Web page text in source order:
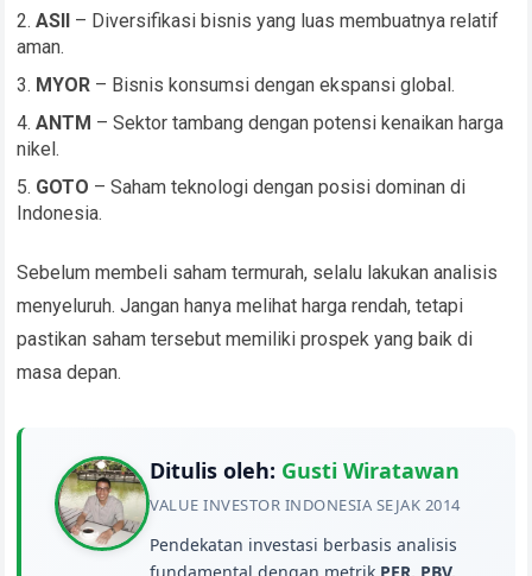
ASII
– Diversifikasi bisnis yang luas membuatnya relatif
aman.
MYOR – Bisnis konsumsi dengan ekspansi global.
ANTM – Sektor tambang dengan potensi kenaikan harga
nikel.
GOTO – Saham teknologi dengan posisi dominan di
Indonesia.
Sebelum membeli saham termurah, selalu lakukan analisis
menyeluruh. Jangan hanya melihat harga rendah, tetapi
pastikan saham tersebut memiliki prospek yang baik di
masa depan.
Ditulis oleh: Gusti Wiratawan
VALUE INVESTOR INDONESIA SEJAK 2014
Pendekatan investasi berbasis analisis